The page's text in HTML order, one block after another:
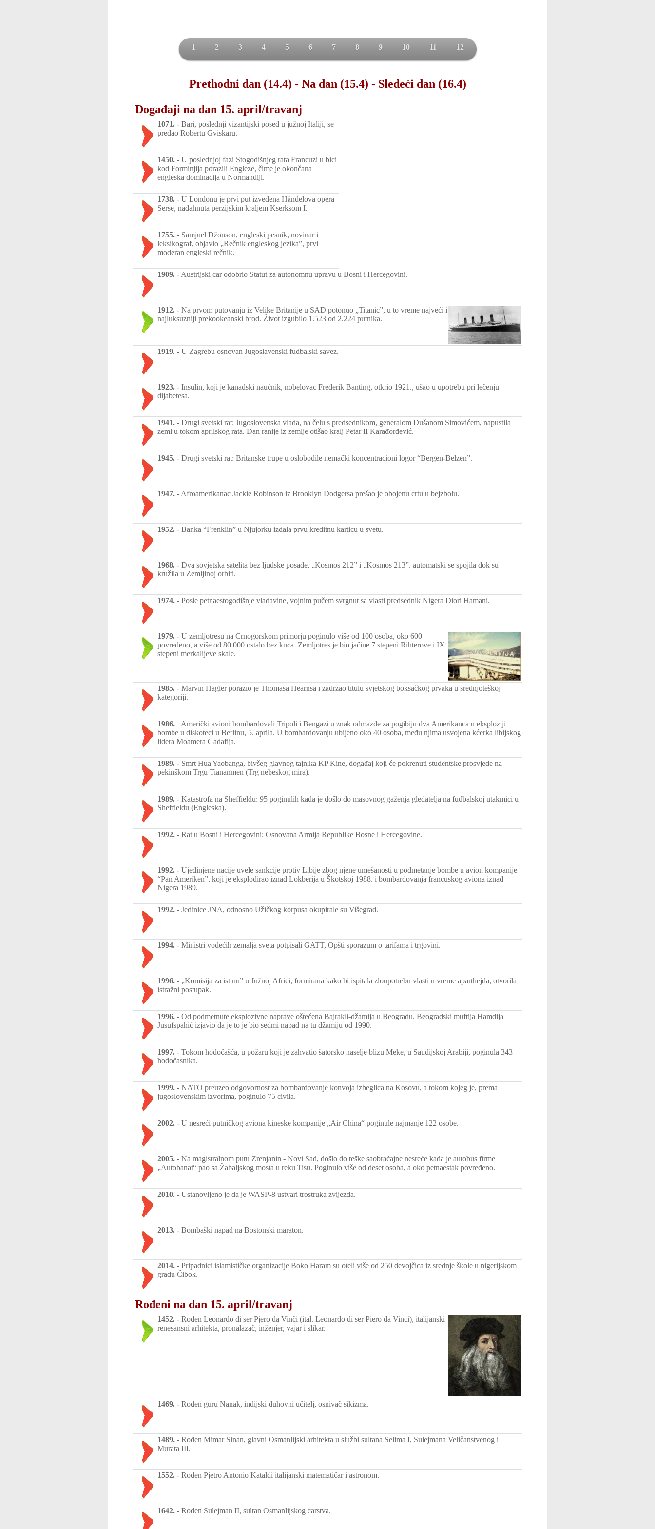
1 2 3 4 5 6 7 8 9 10 11 12
Prethodni dan (14.4) - Na dan (15.4) - Sledeći dan (16.4)
Događaji na dan 15. april/travanj
1071. - Bari, poslednji vizantijski posed u južnoj Italiji, se
predao Robertu Gviskaru.
1450. - U poslednjoj fazi Stogodišnjeg rata Francuzi u bici
kod Forminjija porazili Engleze, čime je okončana
engleska dominacija u Normandiji.
1738. - U Londonu je prvi put izvedena Händelova opera
Serse, nadahnuta perzijskim kraljem Kserksom I.
1755. - Samjuel Džonson, engleski pesnik, novinar i
leksikograf, objavio „Rečnik engleskog jezika”, prvi
moderan engleski rečnik.
1909. - Austrijski car odobrio Statut za autonomnu upravu u Bosni i Hercegovini.
1912. - Na prvom putovanju iz Velike Britanije u SAD potonuo „Titanic”, u to vreme najveći i
najluksuzniji prekookeanski brod. Život izgubilo 1.523 od 2.224 putnika.
1919. - U Zagrebu osnovan Jugoslavenski fudbalski savez.
1923. - Insulin, koji je kanadski naučnik, nobelovac Frederik Banting, otkrio 1921., ušao u upotrebu pri lečenju
dijabetesa.
1941. - Drugi svetski rat: Jugoslovenska vlada, na čelu s predsednikom, generalom Dušanom Simovićem, napustila
zemlju tokom aprilskog rata. Dan ranije iz zemlje otišao kralj Petar II Karađorđević.
1945. - Drugi svetski rat: Britanske trupe u oslobodile nemački koncentracioni logor “Bergen-Belzen”.
1947. - Afroamerikanac Jackie Robinson iz Brooklyn Dodgersa prešao je obojenu crtu u bejzbolu.
1952. - Banka “Frenklin” u Njujorku izdala prvu kreditnu karticu u svetu.
1968. - Dva sovjetska satelita bez ljudske posade, „Kosmos 212” i „Kosmos 213”, automatski se spojila dok su
kružila u Zemljinoj orbiti.
1974. - Posle petnaestogodišnje vladavine, vojnim pučem svrgnut sa vlasti predsednik Nigera Diori Hamani.
1979. - U zemljotresu na Crnogorskom primorju poginulo više od 100 osoba, oko 600
povređeno, a više od 80.000 ostalo bez kuća. Zemljotres je bio jačine 7 stepeni Rihterove i IX
stepeni merkalijeve skale.
1985. - Marvin Hagler porazio je Thomasa Hearnsa i zadržao titulu svjetskog boksačkog prvaka u srednjoteškoj
kategoriji.
1986. - Američki avioni bombardovali Tripoli i Bengazi u znak odmazde za pogibiju dva Amerikanca u eksploziji
bombe u diskoteci u Berlinu, 5. aprila. U bombardovanju ubijeno oko 40 osoba, među njima usvojena kćerka libijskog
lidera Moamera Gadafija.
1989. - Smrt Hua Yaobanga, bivšeg glavnog tajnika KP Kine, događaj koji će pokrenuti studentske prosvjede na
pekinškom Trgu Tiananmen (Trg nebeskog mira).
1989. - Katastrofa na Sheffieldu: 95 poginulih kada je došlo do masovnog gaženja gledatelja na fudbalskoj utakmici u
Sheffieldu (Engleska).
1992. - Rat u Bosni i Hercegovini: Osnovana Armija Republike Bosne i Hercegovine.
1992. - Ujedinjene nacije uvele sankcije protiv Libije zbog njene umešanosti u podmetanje bombe u avion kompanije
“Pan Ameriken”, koji je eksplodirao iznad Lokberija u Škotskoj 1988. i bombardovanja francuskog aviona iznad
Nigera 1989.
1992. - Jedinice JNA, odnosno Užičkog korpusa okupirale su Višegrad.
1994. - Ministri vodećih zemalja sveta potpisali GATT, Opšti sporazum o tarifama i trgovini.
1996. - „Komisija za istinu” u Južnoj Africi, formirana kako bi ispitala zloupotrebu vlasti u vreme aparthejda, otvorila
istražni postupak.
1996. - Od podmetnute eksplozivne naprave oštećena Bajrakli-džamija u Beogradu. Beogradski muftija Hamdija
Jusufspahić izjavio da je to je bio sedmi napad na tu džamiju od 1990.
1997. - Tokom hodočašća, u požaru koji je zahvatio šatorsko naselje blizu Meke, u Saudijskoj Arabiji, poginula 343
hodočasnika.
1999. - NATO preuzeo odgovornost za bombardovanje konvoja izbeglica na Kosovu, a tokom kojeg je, prema
jugoslovenskim izvorima, poginulo 75 civila.
2002. - U nesreći putničkog aviona kineske kompanije „Air China“ poginule najmanje 122 osobe.
2005. - Na magistralnom putu Zrenjanin - Novi Sad, došlo do teške saobraćajne nesreće kada je autobus firme
„Autobanat“ pao sa Žabaljskog mosta u reku Tisu. Poginulo više od deset osoba, a oko petnaestak povređeno.
2010. - Ustanovljeno je da je WASP-8 ustvari trostruka zvijezda.
2013. - Bombaški napad na Bostonski maraton.
2014. - Pripadnici islamističke organizacije Boko Haram su oteli više od 250 devojčica iz srednje škole u nigerijskom
gradu Čibok.
Rođeni na dan 15. april/travanj
1452. - Rođen Leonardo di ser Pjero da Vinči (ital. Leonardo di ser Piero da Vinci), italijanski
renesansni arhitekta, pronalazač, inženjer, vajar i slikar.
1469. - Rođen guru Nanak, indijski duhovni učitelj, osnivač sikizma.
1489. - Rođen Mimar Sinan, glavni Osmanlijski arhitekta u službi sultana Selima I, Sulejmana Veličanstvenog i
Murata III.
1552. - Rođen Pjetro Antonio Kataldi italijanski matematičar i astronom.
1642. - Rođen Sulejman II, sultan Osmanlijskog carstva.